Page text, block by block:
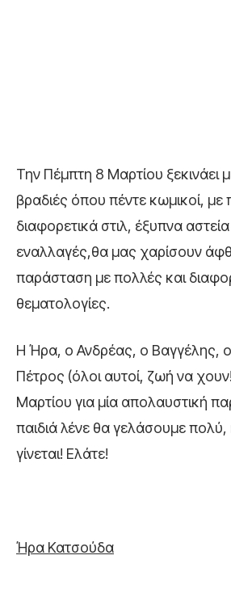
Την Πέμπτη 8 Μαρτίου ξεκινάει
βραδιές όπου πέντε κωμικοί, με
διαφορετικά στιλ, έξυπνα
εναλλαγές,θα μας χαρίσουν
παράσταση με πολλές και
θεματολογίες.
Η Ήρα, ο Ανδρέας, ο Βαγγέλης,
Πέτρος (όλοι αυτοί, ζωή να
Μαρτίου για μία απολαυστική
παιδιά λένε θα γελάσουμε
γίνεται! Ελάτε!
Ήρα Κατσούδα